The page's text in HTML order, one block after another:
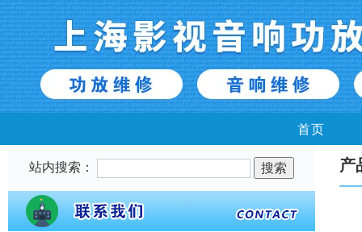
首页
站内搜索： 产